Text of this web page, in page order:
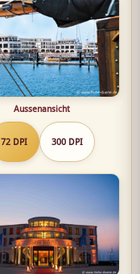
Aussenansicht
72 DPI 300 DPI